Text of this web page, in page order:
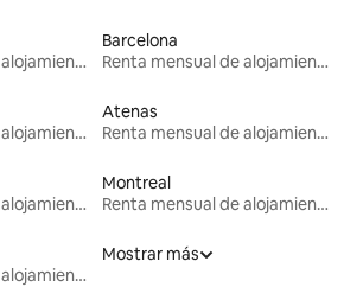
Renta mensual de alojamientos
Barcelona
Renta mensual de alojamientos
Renta mensual de alojamientos
Atenas
Renta mensual de alojamientos
Renta mensual de alojamientos
Montreal
Renta mensual de alojamientos
Renta mensual de alojamientos
Mostrar más